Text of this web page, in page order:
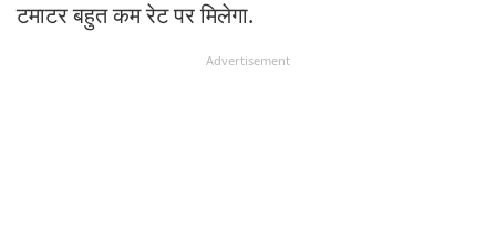
टमाटर बहुत कम रेट पर मिलेगा.
Advertisement